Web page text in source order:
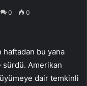
0 0
haftadan bu yana
sürdü. Amerikan
dair temkinli